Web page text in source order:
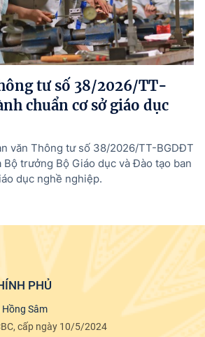
PHỦ
Hồng Sâm
- Ba Đình - Hà Nội.
tử Chính phủ - Cổng Thông tin điện tử Chính
phủ", "Cổng Thông tin điện tử Chính phủ",
www.chinhphu.vn khi phát hành lại thông tin
tư số 38/2026/TT-
chuẩn cơ sở giáo dục
văn Thông tư số 38/2026/TT-BGDĐT
trưởng Bộ Giáo dục và Đào tạo ban
dục nghề nghiệp.
PHỦ
Hồng Sâm
cấp ngày 10/5/2024